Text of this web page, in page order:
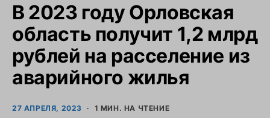
В 2023 году Орловская
область получит 1,2 млрд
рублей на расселение из
аварийного жилья
27 АПРЕЛЯ, 2023 1 МИН. НА ЧТЕНИЕ